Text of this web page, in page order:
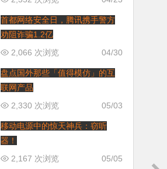
首都网络安全日，腾讯携手警方
劝阻诈骗1.2亿
04/30
2,066 次浏览
盘点国外那些「值得模仿」的互
联网产品
05/03
2,330 次浏览
移动电源中的惊天神兵：窃听
器！
05/05
2,167 次浏览